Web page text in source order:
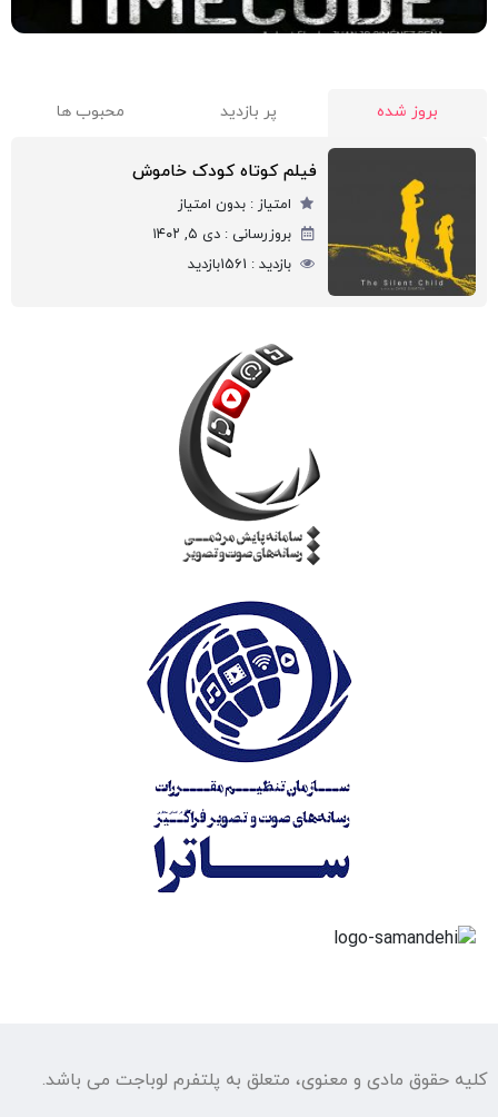
7.1 15 دقیقه 2016
بروز شده پر بازدید محبوب ها
فیلم کوتاه کودک خاموش
امتیاز : بدون امتیاز
بروزرسانی : دی ۵, ۱۴۰۲
بازدید : 1561بازدید
کلیه حقوق مادی و معنوی، متعلق به پلتفرم لوباجت می باشد.